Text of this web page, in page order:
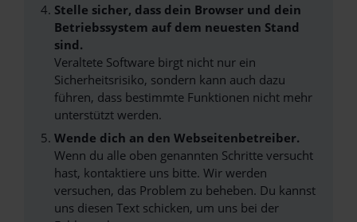
Stelle sicher, dass dein Browser und dein
Betriebssystem auf dem neuesten Stand
sind.
Veraltete Software birgt nicht nur ein
Sicherheitsrisiko, sondern kann auch dazu
führen, dass bestimmte Funktionen nicht mehr
unterstützt werden.
Wende dich an den Webseitenbetreiber.
Wenn du alle oben genannten Schritte versucht
hast, kontaktiere uns bitte. Wir werden
versuchen, das Problem zu beheben. Du kannst
uns diesen Text schicken, um uns bei der